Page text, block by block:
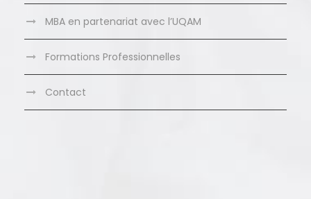
MBA en partenariat avec l’UQAM
Formations Professionnelles
Contact